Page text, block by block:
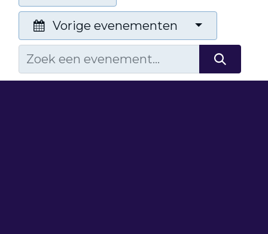
Vorige evenementen